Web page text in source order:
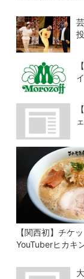
シで聴かせる有
道とは
【関西初】チケ
YouTuberヒカキ
店「みそきん」
「待ってました